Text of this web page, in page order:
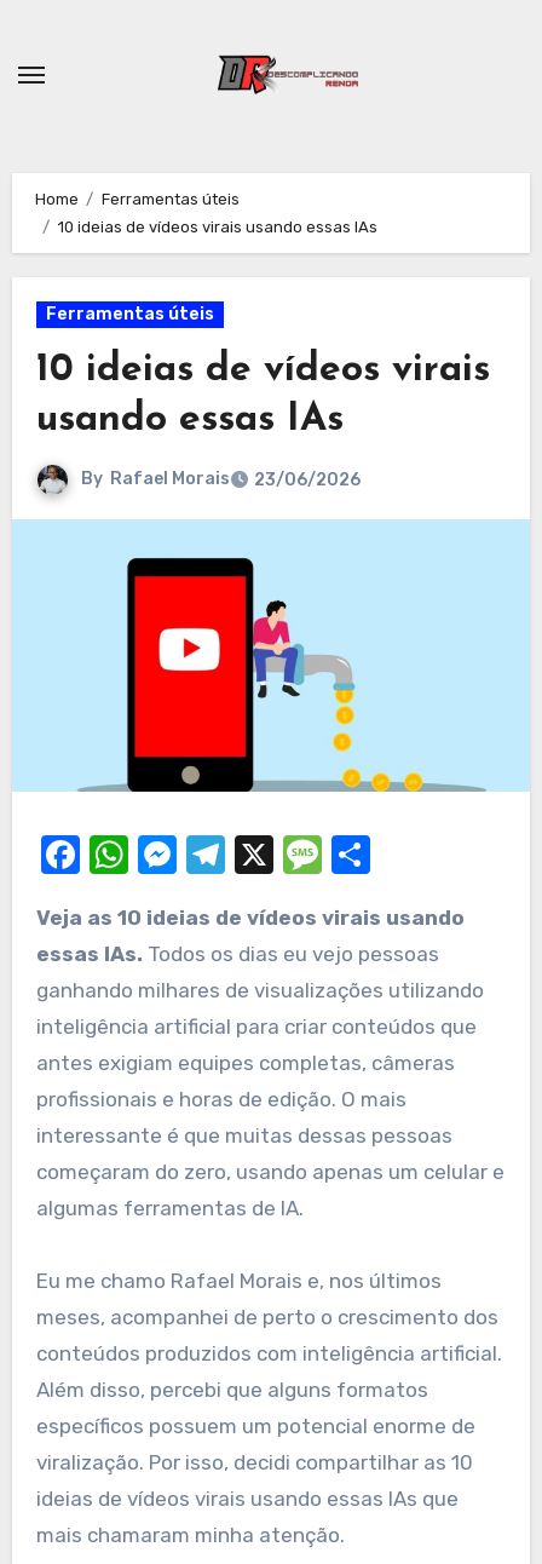
content
Home
Ferramentas úteis
10 ideias de vídeos virais usando essas IAs
Ferramentas úteis
10 ideias de vídeos virais
usando essas IAs
By Rafael Morais 23/06/2026
Facebook
WhatsApp
Messenger
Telegram
X Message
Share
Veja as 10 ideias de vídeos virais usando
essas IAs. Todos os dias eu vejo pessoas
ganhando milhares de visualizações utilizando
inteligência artificial para criar conteúdos que
antes exigiam equipes completas, câmeras
profissionais e horas de edição. O mais
interessante é que muitas dessas pessoas
começaram do zero, usando apenas um celular e
algumas ferramentas de IA.
Eu me chamo Rafael Morais e, nos últimos
meses, acompanhei de perto o crescimento dos
conteúdos produzidos com inteligência artificial.
Além disso, percebi que alguns formatos
específicos possuem um potencial enorme de
viralização. Por isso, decidi compartilhar as 10
ideias de vídeos virais usando essas IAs que
mais chamaram minha atenção.